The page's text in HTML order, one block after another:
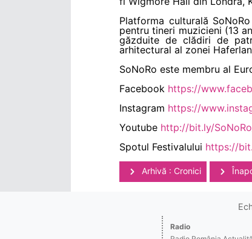
Platforma culturală
pentru tineri muzicieni (13
găzduite de clădiri de
arhitectural al zonei
SoNoRo este membru al
Facebook https://
Instagram https://
Youtube http://bit.ly/
Spotul Festivalului https://
Arhivă : Cronici
Radio